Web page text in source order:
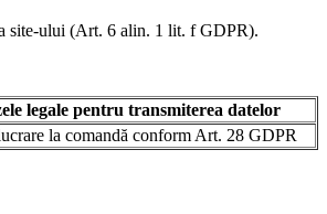
site-ului (Art. 6 alin. 1 lit. f GDPR).
legale pentru transmiterea datelor
la comandă conform Art. 28 GDPR